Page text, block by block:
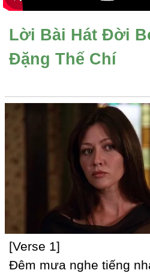
Lời Bài Hát Đời
Đặng Thế Chí
[Verse 1]
Đêm mưa nghe tiếng